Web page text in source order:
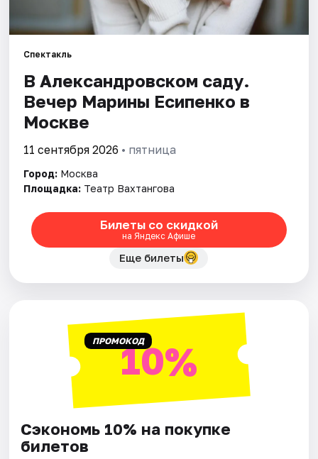
Площадки
Артисты
Рейтинги
Спектакль
В Александровском саду.
Вечер Марины Есипенко в
Москве
11 сентября 2026 • пятница
Город: Москва
Площадка: Театр Вахтангова
Билеты со скидкой
на Яндекс Афише
Еще билеты
ПРОМОКОД10%
Сэкономь 10% на покупке
билетов